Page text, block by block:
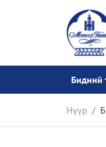
Бидний
Нүүр